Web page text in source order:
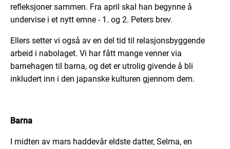
refleksjoner sammen. Fra april skal han begynne å
undervise i et nytt emne - 1. og 2. Peters brev.
Ellers setter vi også av en del tid til relasjonsbyggende
arbeid i nabolaget. Vi har fått mange venner via
barnehagen til barna, og det er utrolig givende å bli
inkludert inn i den japanske kulturen gjennom dem.
Barna
I midten av mars haddevår eldste datter, Selma, en